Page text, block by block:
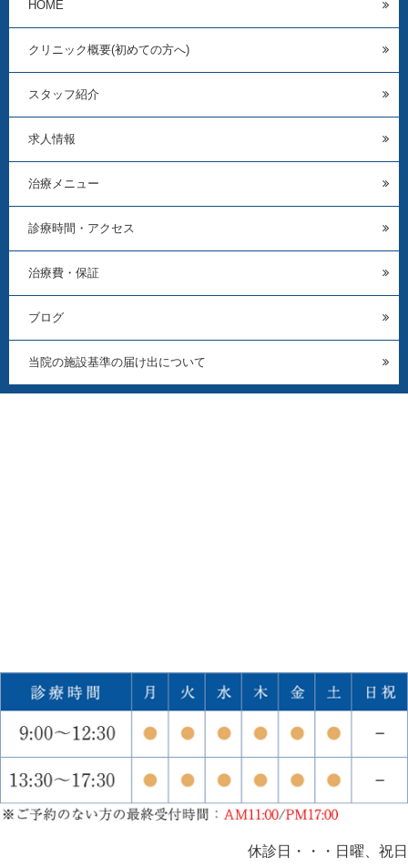
HOME
クリニック概要(初めての方へ)
スタッフ紹介
求人情報
治療メニュー
診療時間・アクセス
治療費・保証
ブログ
当院の施設基準の届け出について
休診日・・・日曜、祝日